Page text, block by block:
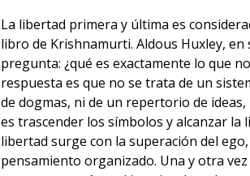
La libertad primera y última es
libro de Krishnamurti. Aldous Huxley,
pregunta: ¿qué es exactamente lo que
respuesta es que no se trata de un
de dogmas, ni de un repertorio de ideas,
es trascender los símbolos y alcanzar la
libertad surge con la superación del ego,
pensamiento organizado. Una y otra